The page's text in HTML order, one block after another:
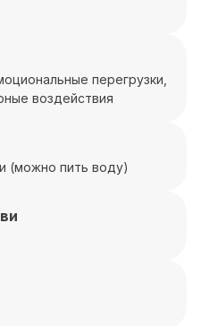
перегрузки,
воздействия
(можно пить воду)